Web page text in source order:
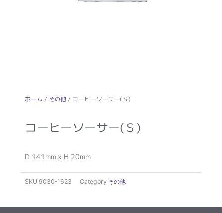
ホーム / その他/ コーヒーソーサー(Ｓ)
コーヒーソーサー(Ｓ)
D 141mm x H 20mm
SKU 9030-1623 Category その他